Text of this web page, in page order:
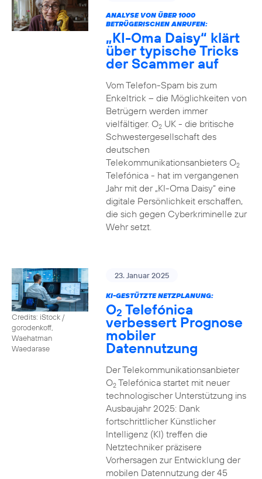
ANALYSE VON ÜBER 1000
BETRÜGERISCHEN ANRUFEN:
„KI-Oma Daisy“ klärt
über typische Tricks
der Scammer auf
Vom Telefon-Spam bis zum
Enkeltrick – die Möglichkeiten von
Betrügern werden immer
vielfältiger. O2UK - die britische
Schwestergesellschaft des
deutschen
Telekommunikationsanbieters O2
Telefónica - hat im vergangenen
Jahr mit der „KI-Oma Daisy“ eine
digitale Persönlichkeit erschaffen,
die sich gegen Cyberkriminelle zur
Wehr setzt.
Credits: iStock /
gorodenkoff,
Waehatman
Waedarase
23. Januar 2025
KI-GESTÜTZTE NETZPLANUNG:
O2 Telefónica
verbessert Prognose
mobiler
Datennutzung
Der Telekommunikationsanbieter
O2Telefónica startet mit neuer
technologischer Unterstützung ins
Ausbaujahr 2025: Dank
fortschrittlicher Künstlicher
Intelligenz (KI) treffen die
Netztechniker präzisere
Vorhersagen zur Entwicklung der
mobilen Datennutzung der 45